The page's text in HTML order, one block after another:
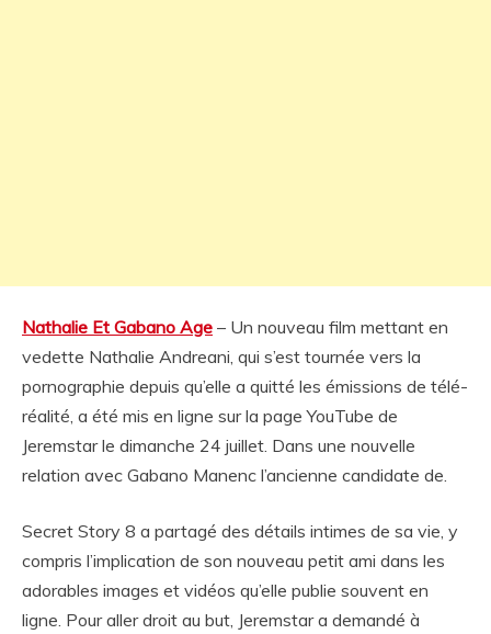
Nathalie Et Gabano Age – Un nouveau film mettant en
vedette Nathalie Andreani, qui s’est tournée vers la
pornographie depuis qu’elle a quitté les émissions de télé-
réalité, a été mis en ligne sur la page YouTube de
Jeremstar le dimanche 24 juillet. Dans une nouvelle
relation avec Gabano Manenc l’ancienne candidate de.
Secret Story 8 a partagé des détails intimes de sa vie, y
compris l’implication de son nouveau petit ami dans les
adorables images et vidéos qu’elle publie souvent en
ligne. Pour aller droit au but, Jeremstar a demandé à